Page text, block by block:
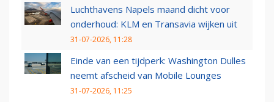
Luchthavens Napels maand dicht voor
onderhoud: KLM en Transavia wijken uit
31-07-2026, 11:28
Einde van een tijdperk: Washington Dulles
neemt afscheid van Mobile Lounges
31-07-2026, 11:25